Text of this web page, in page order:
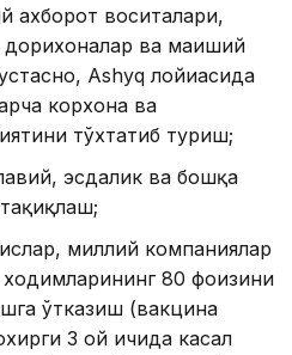
ахборот воситалари,
дорихоналар ва маиший
Ashyq лойиҳасида
корхона ва
тўхтатиб туриш;
эсдалик ва бошқа
миллий компаниялар
80 фоизини
ўтказиш (вакцина
3 ой ичида касал